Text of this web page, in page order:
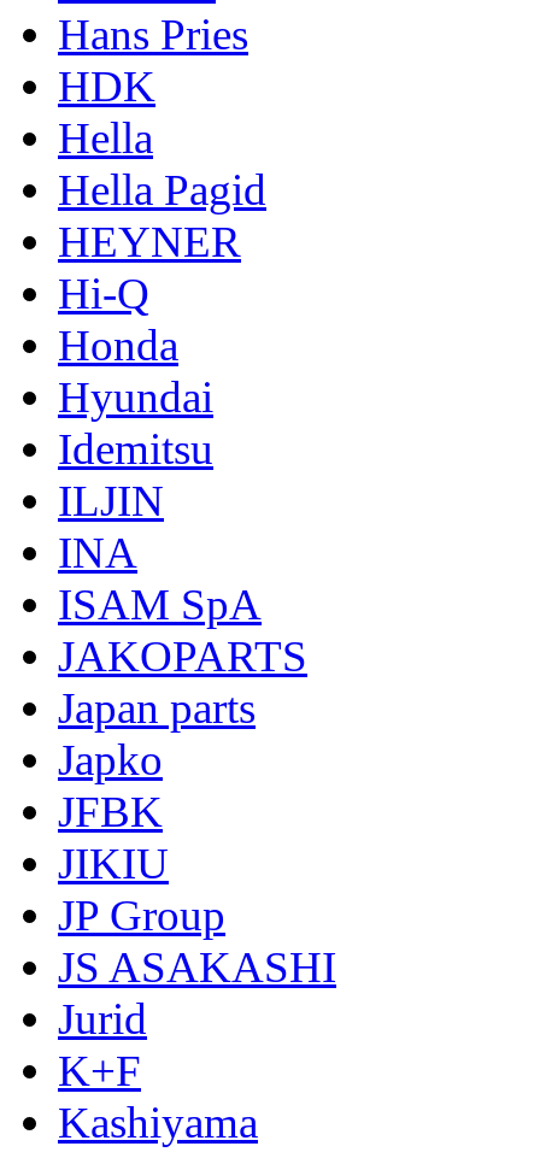
Hans Pries
HDK
Hella
Hella Pagid
HEYNER
Hi-Q
Honda
Hyundai
Idemitsu
ILJIN
INA
ISAM SpA
JAKOPARTS
Japan parts
Japko
JFBK
JIKIU
JP Group
JS ASAKASHI
Jurid
K+F
Kashiyama